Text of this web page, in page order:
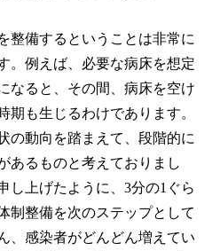
整備するということは非常に
。例えば、必要な病床を想定
なると、その間、病床を空け
期も生じるわけであります。
の動向を踏まえて、段階的に
あるものと考えておりまし
し上げたように、3分の1ぐら
制整備を次のステップとして
、感染者がどんどん増えてい